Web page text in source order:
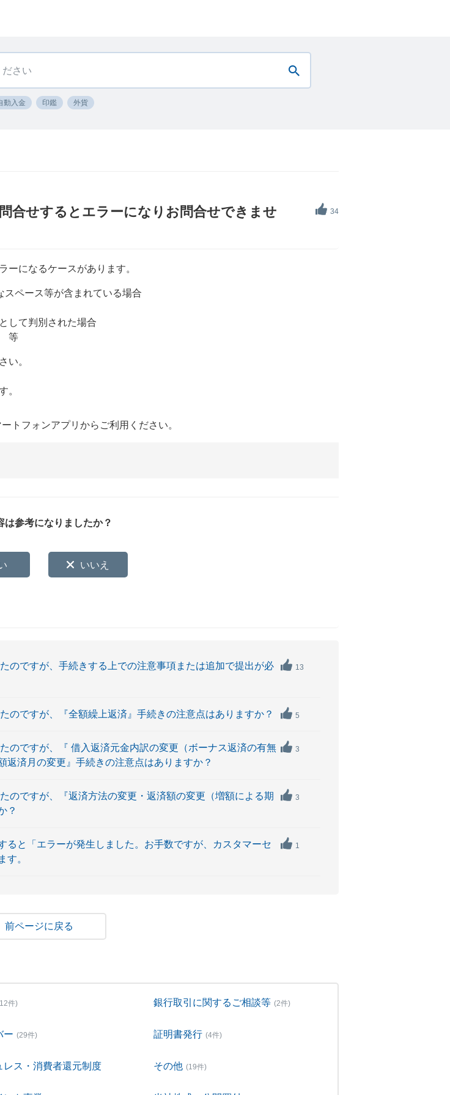
動入金 印鑑 外貨
34
合せするとエラーになりお問合せできませ
ーになるケースがあります。
スペース等が含まれている場合
して判別された場合
等
い。
。
トフォンアプリからご利用ください。
は参考になりましたか？
いいえ
のですが、手続きする上での注意事項または追加で提出が必
13
のですが、『全額繰上返済』手続きの注意点はありますか？ 5
のですが、『 借入返済元金内訳の変更（ボーナス返済の有無
済月の変更』手続きの注意点はありますか？
3
のですが、『返済方法の変更・返済額の変更（増額による期
？
3
ると「エラーが発生しました。お手数ですが、カスタマーセ
す。
1
戻る
件) 銀行取引に関するご相談等 (2件)
ー (29件) 証明書発行 (4件)
レス・消費者還元制度 その他 (19件)